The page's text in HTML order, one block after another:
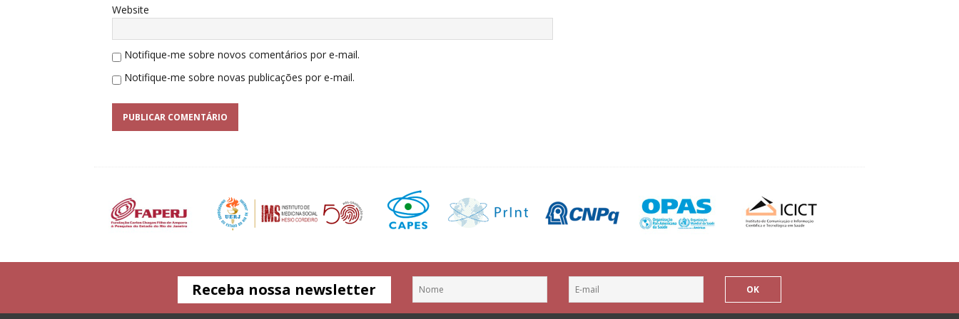
Website
Notifique-me sobre novos comentários por e-mail.
Notifique-me sobre novas publicações por e-mail.
Receba nossa newsletter